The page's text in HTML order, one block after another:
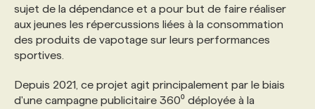
TENDANCES
ÉVÉNEMENTIEL
NOS AUTEUR‧RICES
ANNONCEZ AVEC NOUS
NOS FORMATEUR‧RICES
POURQUOI CHOISIR NOS FORMATIONS
NOS TARIFS
NOS EXPERTISES
FAQ
ANNONCEZ AVEC NOUS
sujet de la dépendance et a pour but de faire réaliser
aux jeunes les répercussions liées à la consommation
des produits de vapotage sur leurs performances
sportives.
Depuis 2021, ce projet agit principalement par le biais
d'une campagne publicitaire 360⁰ déployée à la